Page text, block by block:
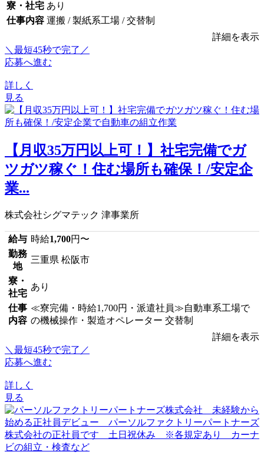
寮・社宅 あり
仕事内容 運搬 / 製紙系工場 / 交替制
詳細を表示
＼最短45秒で完了／
応募へ進む
詳しく
見る
【月収35万円以上可！】社宅完備でガ
ツガツ稼ぐ！住む場所も確保！/安定企
業...
株式会社シグマテック 津事業所
給与 時給1,700円〜
勤務
地
三重県 松阪市
寮・
社宅
あり
仕事
内容
≪寮完備・時給1,700円・派遣社員≫自動車系工場で
の機械操作・製造オペレーター 交替制
詳細を表示
＼最短45秒で完了／
応募へ進む
詳しく
見る